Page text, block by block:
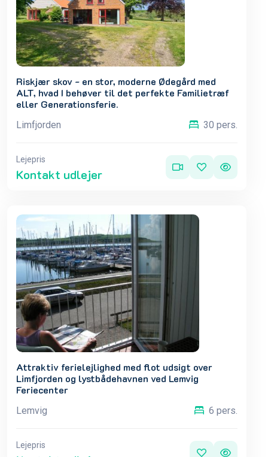
Riskjær skov - en stor, moderne Ødegård med
ALT, hvad I behøver til det perfekte Familietræf
eller Generationsferie.
Limfjorden 30 pers.
Lejepris
Kontakt udlejer
Attraktiv ferielejlighed med flot udsigt over
Limfjorden og lystbådehavnen ved Lemvig
Feriecenter
Lemvig 6 pers.
Lejepris